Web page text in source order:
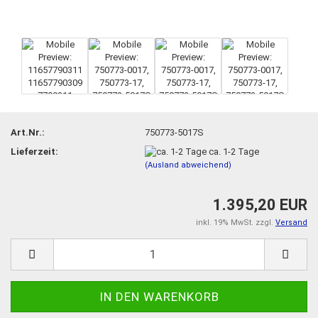
Art.Nr.:
750773-5017S
Lieferzeit:
ca. 1-2 Tage
(Ausland abweichend)
1.395,20 EUR
inkl. 19% MwSt. zzgl. Versand